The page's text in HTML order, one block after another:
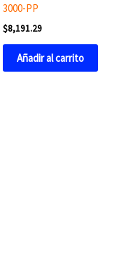
3000-PP
$8,191.29
Añadir al carrito